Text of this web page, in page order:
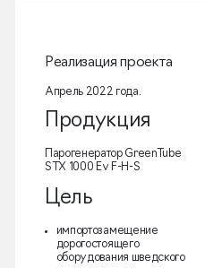
Реализация проекта
Апрель 2022 года.
Продукция
Парогенератор GreenTube
STX 1000 Ev F-H-S
Цель
импортозамещение
дорогостоящего
оборудования шведского